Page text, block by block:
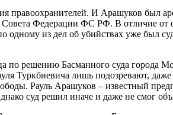
правоохранителей. И Арашуков был
Федерации ФС РФ. В отличие
из дел об убийствах уже был
по решению Басманного суда города
Туркбиевича лишь подозревают,
Рауль Арашуков – известный
суд решил иначе и даже не смог